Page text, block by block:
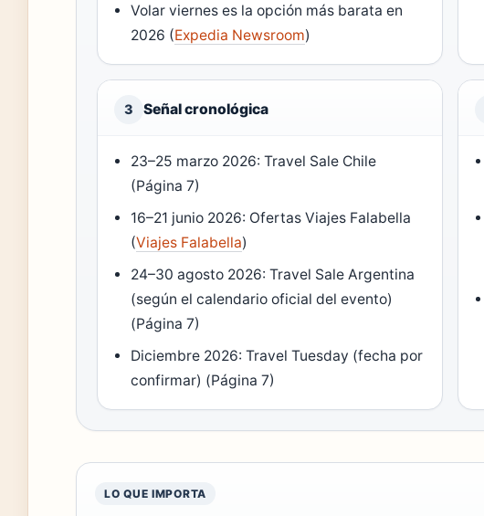
Volar viernes es la opción más barata en
2026 (Expedia Newsroom)
3 Señal cronológica
23–25 marzo 2026: Travel Sale Chile
(Página 7)
16–21 junio 2026: Ofertas Viajes Falabella
(Viajes Falabella)
24–30 agosto 2026: Travel Sale Argentina
(según el calendario oficial del evento)
(Página 7)
Diciembre 2026: Travel Tuesday (fecha por
confirmar) (Página 7)
LO QUE IMPORTA